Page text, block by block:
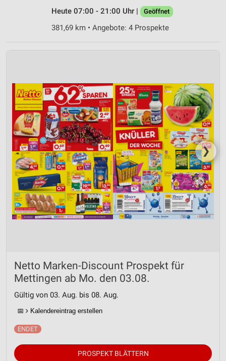
Heute 07:00 - 21:00 Uhr |
Geöffnet
381,69 km • Angebote: 4 Prospekte
❯
Netto Marken-Discount Prospekt für
Mettingen ab Mo. den 03.08.
Gültig von 03. Aug. bis 08. Aug.
📅 Kalendereintrag erstellen
PROSPEKT BLÄTTERN